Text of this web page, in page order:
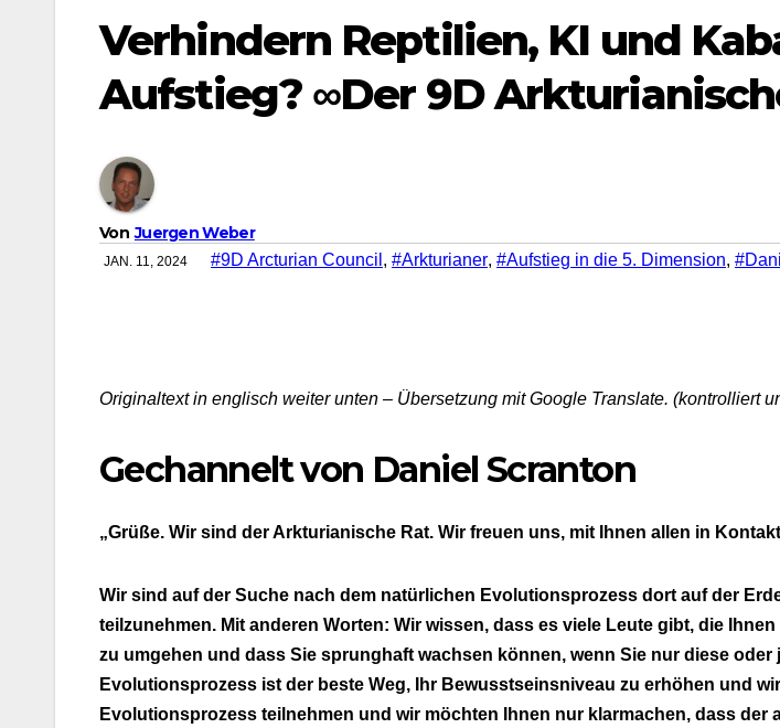
Verhindern Reptilien, KI und
Aufstieg? ∞Der 9D
Von Juergen Weber
JAN. 11, 2024 #9D Arcturian Council , #Arkturianer, #Aufstieg in die 5. Dimension,
Originaltext in englisch weiter unten – Übersetzung mit Google Translate. (kontrolliert
Gechannelt von Daniel Scranton
„Grüße. Wir sind der Arkturianische Rat. Wir freuen uns, mit Ihnen allen in
Wir sind auf der Suche nach dem natürlichen Evolutionsprozess dort auf der
teilzunehmen. Mit anderen Worten: Wir wissen, dass es viele Leute gibt, die
zu umgehen und dass Sie sprunghaft wachsen können, wenn Sie nur diese
Evolutionsprozess ist der beste Weg, Ihr Bewusstseinsniveau zu erhöhen und
Evolutionsprozess teilnehmen und wir möchten Ihnen nur klarmachen, dass